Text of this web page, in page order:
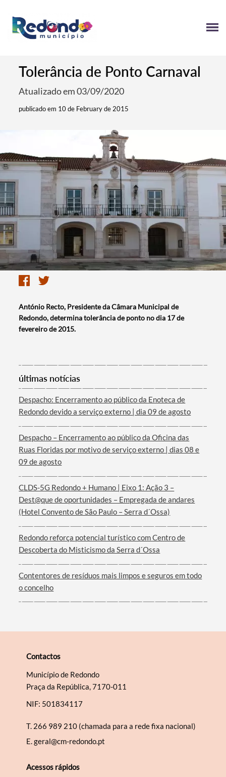
Categorias gerais
Tolerância de Ponto Carnaval
Atualizado em 03/09/2020
publicado em 10 de February de 2015
António Recto, Presidente da Câmara Municipal de
Redondo, determina tolerância de ponto no dia 17 de
fevereiro de 2015.
últimas notícias
Despacho: Encerramento ao público da Enoteca de
Redondo devido a serviço externo | dia 09 de agosto
Despacho – Encerramento ao público da Oficina das
Ruas Floridas por motivo de serviço externo | dias 08 e
09 de agosto
CLDS-5G Redondo + Humano | Eixo 1: Ação 3 –
Dest@que de oportunidades – Empregada de andares
(Hotel Convento de São Paulo – Serra d´Ossa)
Redondo reforça potencial turístico com Centro de
Descoberta do Misticismo da Serra d´Ossa
Contentores de resíduos mais limpos e seguros em todo
o concelho
Contactos
Município de Redondo
Praça da República, 7170-011
NIF: 501834117
T. 266 989 210 (chamada para a rede fixa nacional)
E.geral@cm-redondo.pt
Acessos rápidos